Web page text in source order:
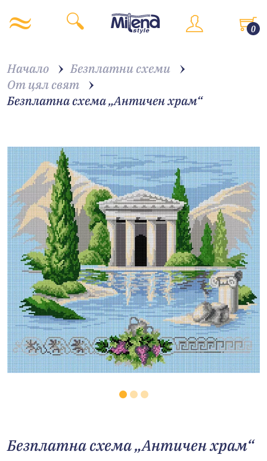
0
Начало
Безплатни схеми
От цял свят
Безплатна схема „Античен храм“
Безплатна схема „Античен храм“